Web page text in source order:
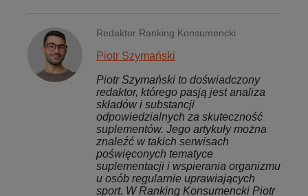
Redaktor Ranking Konsumencki
Piotr Szymański
Piotr Szymański to doświadczony
redaktor, którego pasją jest analiza
składów i substancji
odpowiedzialnych za skuteczność
suplementów. Jego artykuły można
znaleźć w takich serwisach
poświęconych tematyce
suplementacji i wspierania organizmu
u osób regularnie uprawiających
sport. W Ranking Konsumencki Piotr